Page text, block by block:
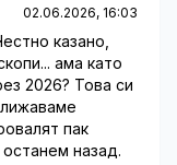
02.06.2026, 16:03
казано,
ама като
2026? Това си
пак
назад.